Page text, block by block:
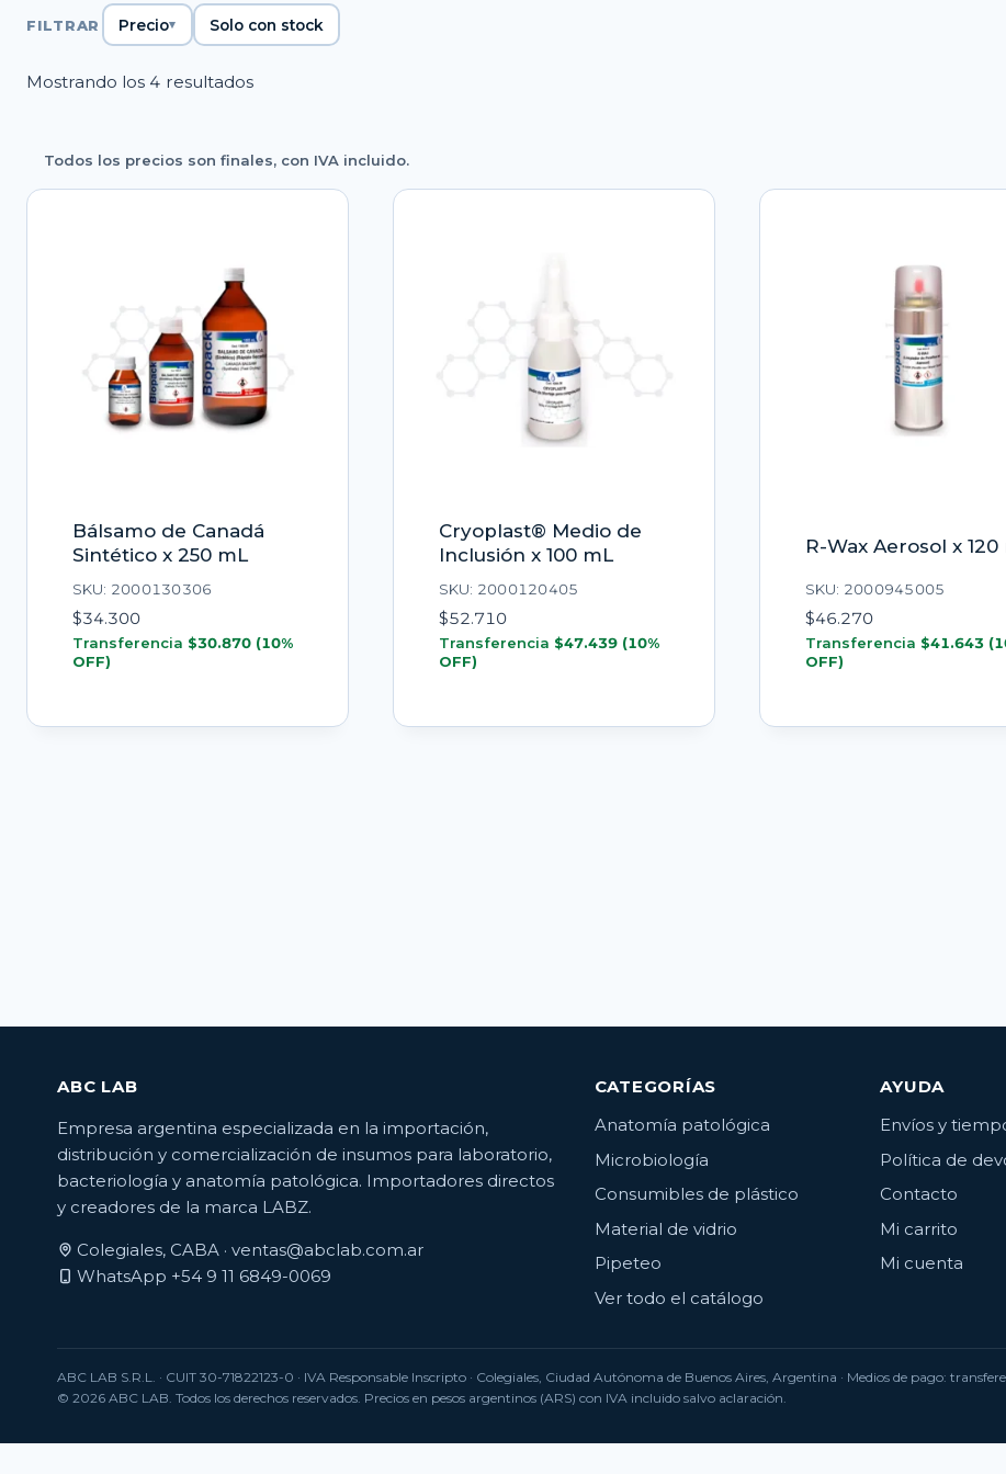
FILTRAR Precio Solo con stock
Mostrando los 4 resultadosOrdenado
Todos los precios son finales, con IVA incluido.
Bálsamo de Canadá
Sintético x 250 mL
SKU: 2000130306
$34.300
Transferencia $30.870 (10%
OFF)
Cryoplast® Medio de
Inclusión x 100 mL
SKU: 2000120405
$52.710
Transferencia $47.439 (10%
OFF)
R-Wax Aerosol x 120
SKU: 2000945005
$46.270
Transferencia $41.643
OFF)
ABC LAB
Empresa argentina especializada en la importación,
distribución y comercialización de insumos para laboratorio,
bacteriología y anatomía patológica. Importadores directos
y creadores de la marca LABZ.
Colegiales, CABA · ventas@abclab.com.ar
WhatsApp +54 9 11 6849-0069
CATEGORÍAS
Anatomía patológica
Microbiología
Consumibles de plástico
Material de vidrio
Pipeteo
Ver todo el catálogo
AYUDA
Envíos y
Política de
Contacto
Mi carrito
Mi cuenta
ABC LAB S.R.L. · CUIT 30-71822123-0 · IVA Responsable Inscripto · Colegiales, Ciudad Autónoma de Buenos Aires, Argentina · Medios de pago:
© 2026 ABC LAB. Todos los derechos reservados. Precios en pesos argentinos (ARS) con IVA incluido salvo aclaración.